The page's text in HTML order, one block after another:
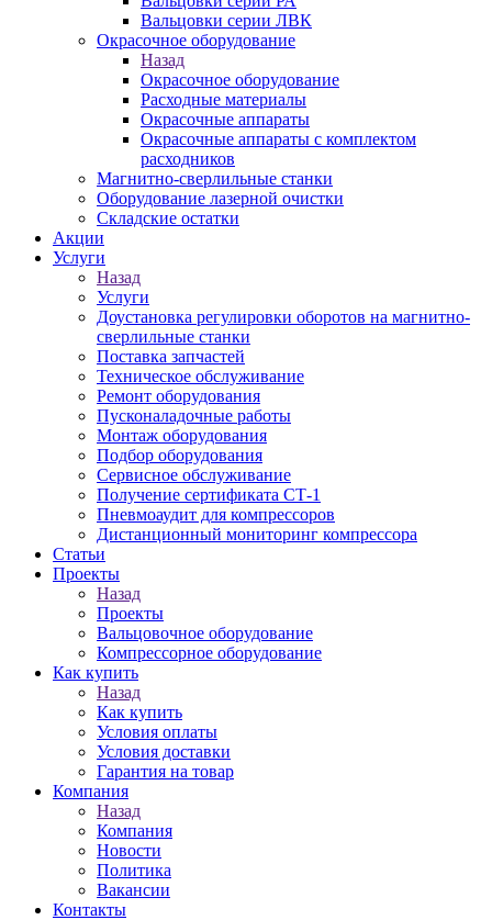
Вальцовки серии ЛВК
Окрасочное оборудование
Назад
Окрасочное оборудование
Расходные материалы
Окрасочные аппараты
Окрасочные аппараты с комплектом
расходников
Магнитно-сверлильные станки
Оборудование лазерной очистки
Складские остатки
Акции
Услуги
Назад
Услуги
Доустановка регулировки оборотов на магнитно-
сверлильные станки
Поставка запчастей
Техническое обслуживание
Ремонт оборудования
Пусконаладочные работы
Монтаж оборудования
Подбор оборудования
Сервисное обслуживание
Получение сертификата СТ-1
Пневмоаудит для компрессоров
Дистанционный мониторинг компрессора
Статьи
Проекты
Назад
Проекты
Вальцовочное оборудование
Компрессорное оборудование
Как купить
Назад
Как купить
Условия оплаты
Условия доставки
Гарантия на товар
Компания
Назад
Компания
Новости
Политика
Вакансии
Контакты